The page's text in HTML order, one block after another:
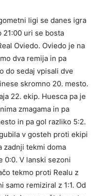
ligi se danes igra
21:00 uri se bosta
Oviedo. Oviedo je na
dva remija in pa
do sedaj vpisali dve
skromno 20. mesto.
22. ekip. Huesca pa je
zmagama in pa
in pa gol razliko 5:2.
v gosteh proti ekipi
zadnji tekmi doma
0:0. V lanski sezoni
tekmo proti Realu z
samo remiziral z 1:1. Od